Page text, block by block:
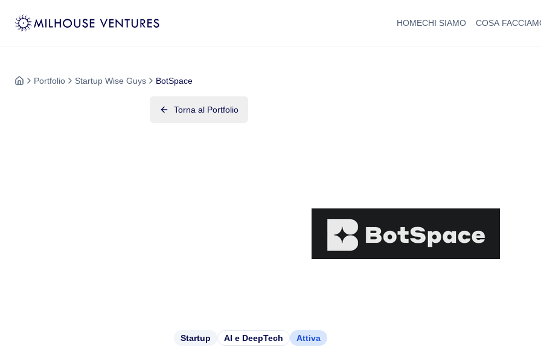
HOMECHI SIAMO COSA
Portfolio Startup Wise Guys BotSpace
Torna al Portfolio
Startup AI e DeepTech Attiva